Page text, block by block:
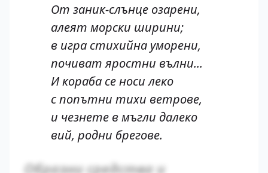
От заник-слънце озарени,
алеят морски ширини;
в игра стихийна уморени,
почиват яростни вълни...
И кораба се носи леко
с попътни тихи ветрове,
и чезнете в мъгли далеко
вий, родни брегове.
Образни средства и